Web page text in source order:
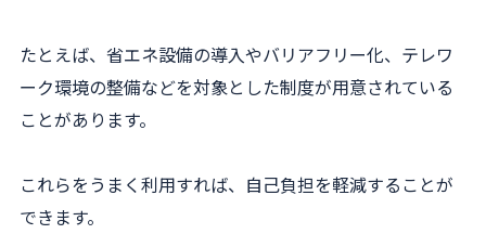
たとえば、省エネ設備の導入やバリアフリー化、テレワ
ーク環境の整備などを対象とした制度が用意されている
ことがあります。
これらをうまく利用すれば、自己負担を軽減することが
できます。